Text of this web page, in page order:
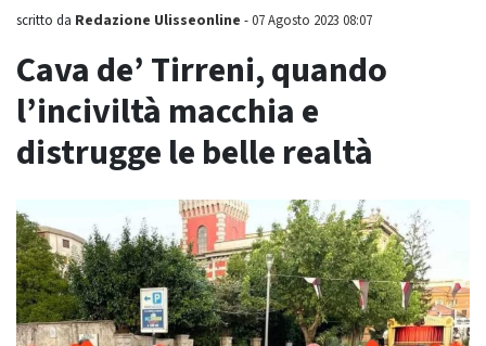
scritto da Redazione Ulisseonline -07 Agosto 2023 08:07
Cava de’ Tirreni, quando
l’inciviltà macchia e
distrugge le belle realtà